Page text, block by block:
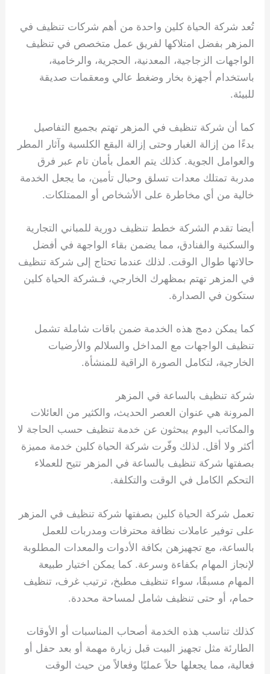
تُعد شركة الحياة كلين واحدة من أهم شركات تنظيف في
المزهر بفضل امتلاكها لفريق عمل متخصص في تنظيف
الواجهات الزجاجية، المعدنية، الحجرية، والرخامية،
باستخدام أجهزة بخار وضغط عالي ومعقمات صديقة
للبيئة.
كما أن شركة تنظيف في المزهر تهتم بجميع التفاصيل
بدءًا من إزالة الغبار وحتى إزالة البقع الكلسية وآثار المطر
والعوامل الجوية. كذلك يتم العمل بأمان تام عبر فرق
مدربة تمتلك معدات تسلق وحبال تأمين، ما يجعل الخدمة
خالية من أي مخاطرة على الأشخاص أو الممتلكات.
أيضا تقدم الشركة خطط تنظيف دورية للمباني التجارية
والسكنية والفنادق، مما يضمن بقاء الواجهة في أفضل
حالاتها طوال الوقت. لذلك عندما تحتاج إلى شركة تنظيف
في المزهر تهتم بمظهرك الخارجي، فـشركة الحياة كلين
ستكون في الصدارة.
كما يمكن دمج هذه الخدمة ضمن باقات شاملة تشمل
تنظيف الواجهات مع المداخل والسلالم والأرضيات
الخارجية، لتكامل الصورة الراقية للمنشأة.
شركة تنظيف بالساعة في المزهر
المرونة هي عنوان العصر الحديث، والكثير من العائلات
والمكاتب اليوم يبحثون عن خدمة تنظيف حسب الحاجة لا
أكثر ولا أقل. لذلك وفّرت شركة الحياة كلين خدمة مميزة
بصفتها شركة تنظيف بالساعة في المزهر تتيح للعملاء
التحكم الكامل في الوقت والتكلفة.
تعمل شركة الحياة كلين بصفتها شركة تنظيف في المزهر
على توفير عاملات نظافة محترفات ومدربات للعمل
بالساعة، مع تجهيزهن بكافة الأدوات والمعدات المطلوبة
لإنجاز المهام بكفاءة وسرعة. كما يمكن اختيار طبيعة
المهام مسبقًا، سواء تنظيف مطبخ، ترتيب غرف، تنظيف
حمام، أو حتى تنظيف شامل لمساحة محددة.
كذلك تناسب هذه الخدمة أصحاب المناسبات أو الأوقات
الطارئة مثل تجهيز البيت قبل زيارة مهمة أو بعد حفل أو
فعالية، مما يجعلها حلاً عمليًا وفعالاً من حيث الوقت